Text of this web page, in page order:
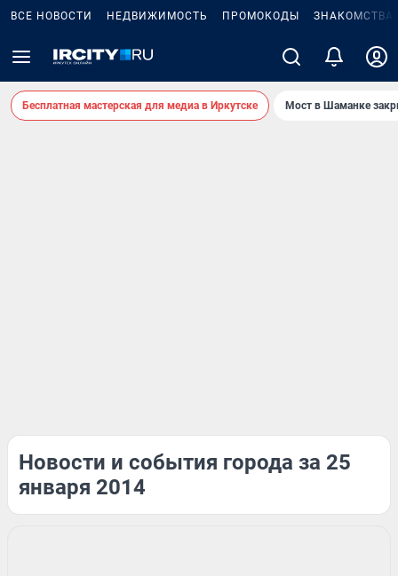
ВСЕ НОВОСТИ НЕДВИЖИМОСТЬ ПРОМОКОДЫ ЗНАКОМСТВА
Бесплатная мастерская для медиа в Иркутске Мост в Шаманке
Новости и события города за 25
января 2014